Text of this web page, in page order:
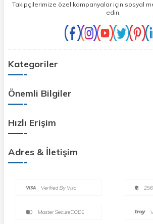
Takipçilerimize özel kampanyalar için sosyal
edin.
Kategoriler
Önemli Bilgiler
Hızlı Erişim
Adres & İletişim